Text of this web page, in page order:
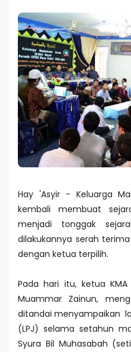
Hay 'Asyir - Keluarga
kembali membuat
menjadi tonggak
dilakukannya serah
dengan ketua terpilih.
Pada hari itu, ketua KMA
Muammar Zainun,
ditandai menyampaikan
(LPJ) selama setahun
Syura Bil Muhasabah